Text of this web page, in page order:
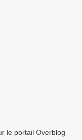
le portail Overblog